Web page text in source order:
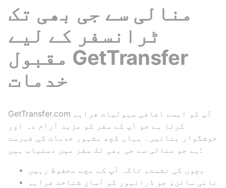
منالی سے جی بھی تک
ٹرانسفر کے لیے
مقبول GetTransfer
خدمات
GetTransfer.com آپ کو ایسے اضافی سہولیات فراہم
کرتا ہے جو آپ کے سفر کو مزید آرام دہ اور
خوشگوار بنائیں۔ یہاں کچھ مشہور خدمات کی فہرست
ہے جو منالی سے جی بھی تک سفر میں دستیاب ہیں:
بچوں کی نشست، تاکہ آپ کے بچے محفوظ رہیں
نامی سائن، جو ڈرائیور کو آسان شناخت فراہم